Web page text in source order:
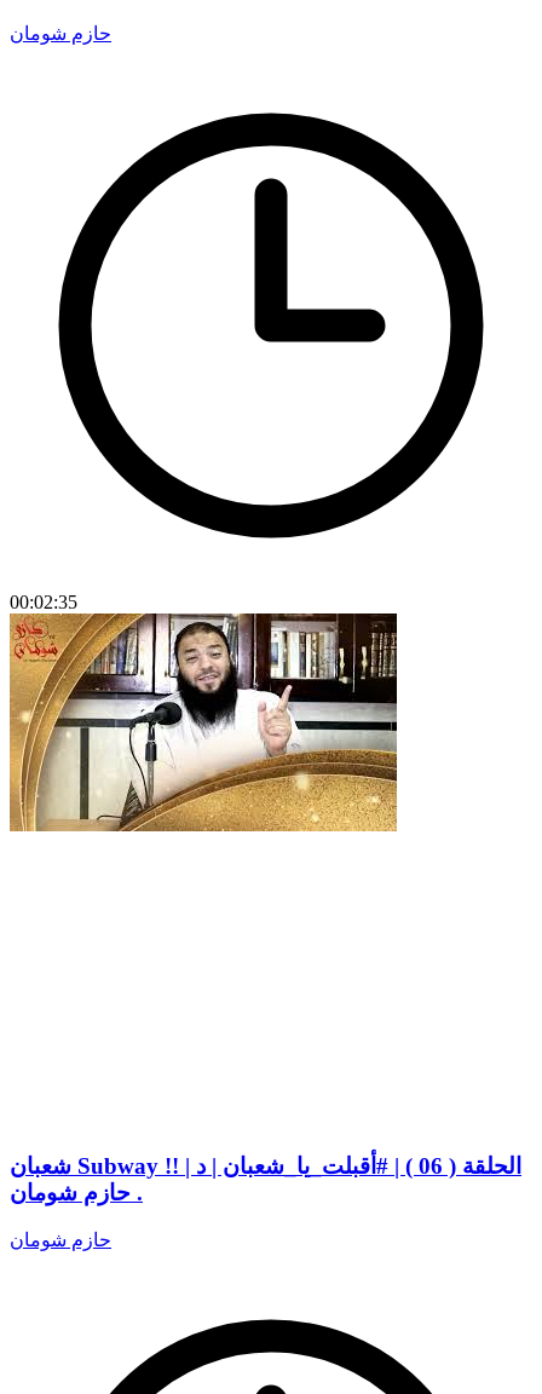
حازم شومان
00:02:35
شعبان Subway !! | الحلقة ( 06 ) | #أقبلت_يا_شعبان | د
. حازم شومان
حازم شومان